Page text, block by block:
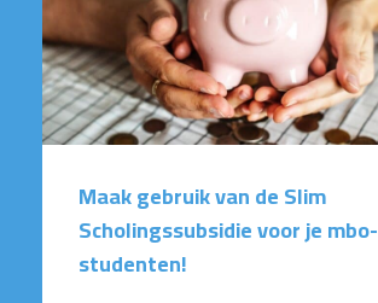
Maak gebruik van de Slim
Scholingssubsidie voor je mbo-
studenten!